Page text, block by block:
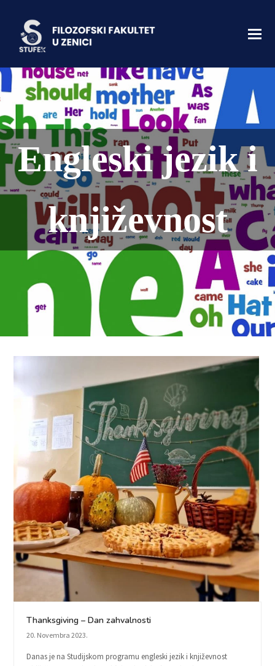
Engleski jezik i
književnost
Thanksgiving – Dan zahvalnosti
20. Novembra 2023.
Danas je na Studijskom programu engleski jezik i književnost